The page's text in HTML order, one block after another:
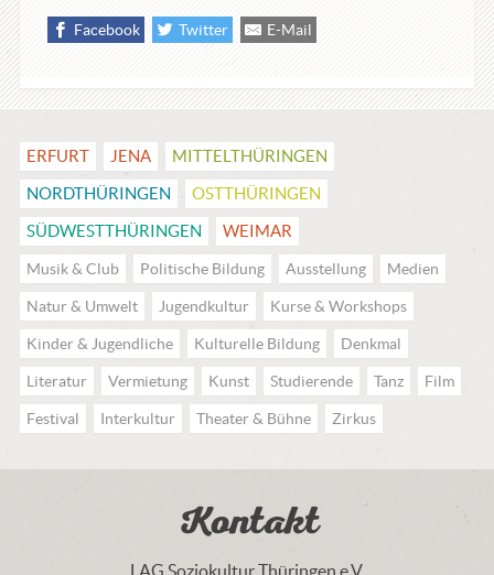
Facebook Twitter E-Mail
ERFURT JENA
MITTEL­THÜRINGEN
NORDTHÜRINGEN
OSTTHÜRINGEN
SÜDWESTTHÜRINGEN
WEIMAR
Musik & Club Politische Bildung Ausstellung Medien
Natur & Umwelt Jugendkultur Kurse & Workshops
Kinder & Jugendliche Kulturelle Bildung Denkmal
Literatur Vermietung Kunst Studierende Tanz Film
Festival Interkultur Theater & Bühne Zirkus
Kontakt
LAG Soziokultur Thüringen e.V.